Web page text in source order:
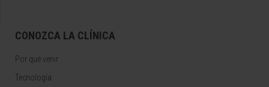
CONOZCA LA CLÍNICA
Por qué venir
Tecnología